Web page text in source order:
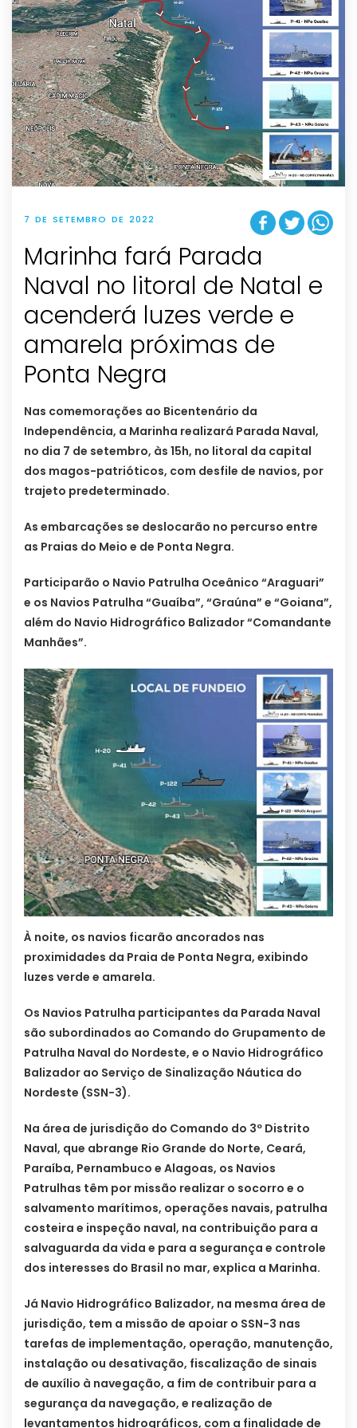
7 DE SETEMBRO DE 2022
Marinha fará Parada
Naval no litoral de Natal e
acenderá luzes verde e
amarela próximas de
Ponta Negra
Nas comemorações ao Bicentenário da
Independência, a Marinha realizará Parada Naval,
no dia 7 de setembro, às 15h, no litoral da capital
dos magos-patrióticos, com desfile de navios, por
trajeto predeterminado.
As embarcações se deslocarão no percurso entre
as Praias do Meio e de Ponta Negra.
Participarão o Navio Patrulha Oceânico “Araguari”
e os Navios Patrulha “Guaíba”, “Graúna” e “Goiana”,
além do Navio Hidrográfico Balizador “Comandante
Manhães”.
À noite, os navios ficarão ancorados nas
proximidades da Praia de Ponta Negra, exibindo
luzes verde e amarela.
Os Navios Patrulha participantes da Parada Naval
são subordinados ao Comando do Grupamento de
Patrulha Naval do Nordeste, e o Navio Hidrográfico
Balizador ao Serviço de Sinalização Náutica do
Nordeste (SSN-3).
Na área de jurisdição do Comando do 3º Distrito
Naval, que abrange Rio Grande do Norte, Ceará,
Paraíba, Pernambuco e Alagoas, os Navios
Patrulhas têm por missão realizar o socorro e o
salvamento marítimos, operações navais, patrulha
costeira e inspeção naval, na contribuição para a
salvaguarda da vida e para a segurança e controle
dos interesses do Brasil no mar, explica a Marinha.
Já Navio Hidrográfico Balizador, na mesma área de
jurisdição, tem a missão de apoiar o SSN-3 nas
tarefas de implementação, operação, manutenção,
instalação ou desativação, fiscalização de sinais
de auxílio à navegação, a fim de contribuir para a
segurança da navegação, e realização de
levantamentos hidrográficos, com a finalidade de